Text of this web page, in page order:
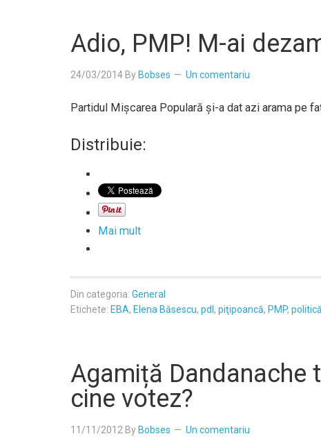
Adio, PMP! M-ai
24/03/2014 By Bobses Un comentariu
Partidul Mişcarea Populară şi-a dat azi arama pe
Distribuie:
Mai mult
Din categoria: General
Etichete: EBA, Elena Băsescu, pdl , piţipoancă, PMP, politică
Agamiță Dandanache
cine votez?
11/11/2012 By Bobses Un comentariu